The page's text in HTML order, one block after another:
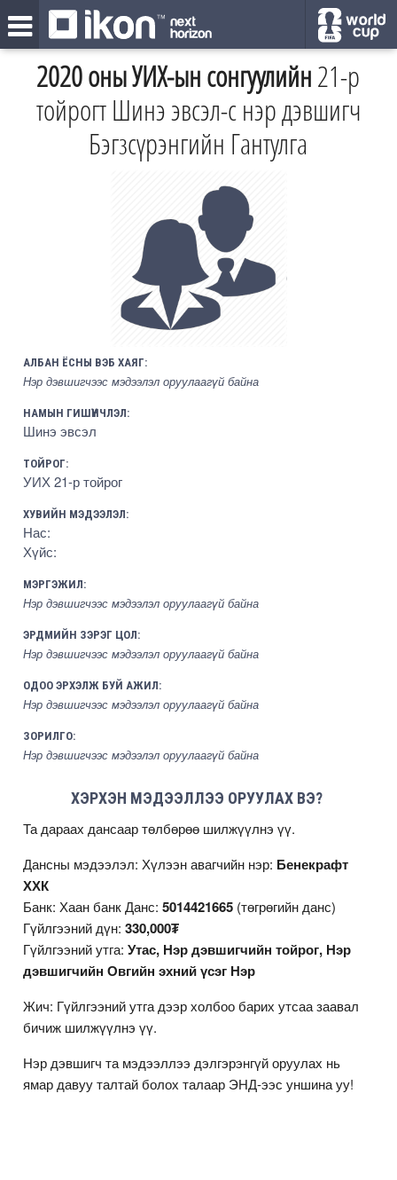
2020 оны УИХ-ын сонгуулийн21-р
тойрогт Шинэ эвсэл-с нэр дэвшигч
Бэгзсүрэнгийн Гантулга
АЛБАН ЁСНЫ ВЭБ ХАЯГ:
Нэр дэвшигчээс мэдээлэл оруулаагүй байна
НАМЫН ГИШҮҮНЧЛЭЛ:
Шинэ эвсэл
ТОЙРОГ:
УИХ 21-р тойрог
ХУВИЙН МЭДЭЭЛЭЛ:
Нас:
Хүйс:
МЭРГЭЖИЛ:
Нэр дэвшигчээс мэдээлэл оруулаагүй байна
ЭРДМИЙН ЗЭРЭГ ЦОЛ:
Нэр дэвшигчээс мэдээлэл оруулаагүй байна
ОДОО ЭРХЭЛЖ БУЙ АЖИЛ:
Нэр дэвшигчээс мэдээлэл оруулаагүй байна
ЗОРИЛГО:
Нэр дэвшигчээс мэдээлэл оруулаагүй байна
ХЭРХЭН МЭДЭЭЛЛЭЭ ОРУУЛАХ ВЭ?
Та дараах дансаар төлбөрөө шилжүүлнэ үү.
Дансны мэдээлэл: Хүлээн авагчийн нэр: Бенекрафт
ХХК
Банк: Хаан банк Данс:5014421665 (төгрөгийн данс)
Гүйлгээний дүн:330,000₮
Гүйлгээний утга:Утас, Нэр дэвшигчийн тойрог, Нэр
дэвшигчийн Овгийн эхний үсэг Нэр
Жич: Гүйлгээний утга дээр холбоо барих утсаа заавал
бичиж шилжүүлнэ үү.
Нэр дэвшигч та мэдээллээ дэлгэрэнгүй оруулах нь
ямар давуу талтай болох талаар ЭНД-ээс уншина уу!